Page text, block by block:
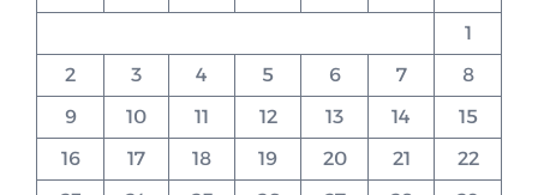
1
2
3 4 5 6 7
8
9
10 11 12 13 14
15
16
17 18 19 20 21
22